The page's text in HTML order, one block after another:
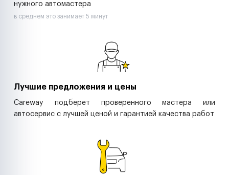
нужного автомастера
в среднем это занимает 5 минут
Лучшие предложения и цены
Careway подберет проверенного мастера или
автосервис с лучшей ценой и гарантией качества работ